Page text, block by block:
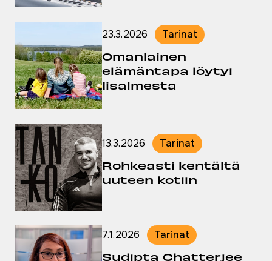
Julkaistu:
23.3.2026 Tarinat
Omanlainen
elämäntapa löytyi
Iisalmesta
Julkaistu:
13.3.2026 Tarinat
Rohkeasti kentältä
uuteen kotiin
Julkaistu:
7.1.2026 Tarinat
Sudipta Chatterjee